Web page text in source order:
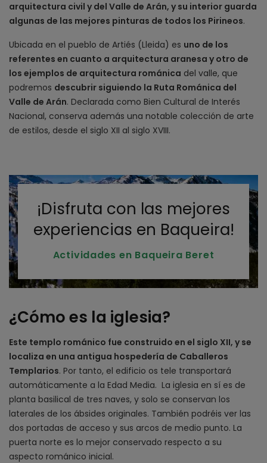
arquitectura civil y del Valle de Arán, y su interior guarda
algunas de las mejores pinturas de todos los Pirineos.
Ubicada en el pueblo de Artiés (Lleida) es uno de los
referentes en cuanto a arquitectura aranesa y otro de
los ejemplos de arquitectura románica del valle, que
podremos descubrir siguiendo la Ruta Románica del
Valle de Arán. Declarada como Bien Cultural de Interés
Nacional, conserva además una notable colección de arte
de estilos, desde el siglo XII al siglo XVIII.
¡Disfruta con las mejores
experiencias en Baqueira!
Actividades en Baqueira Beret
¿Cómo es la iglesia?
Este templo románico fue construido en el siglo XII, y se
localiza en una antigua hospedería de Caballeros
Templarios. Por tanto, el edificio os tele transportará
automáticamente a la Edad Media. La iglesia en sí es de
planta basilical de tres naves, y solo se conservan los
laterales de los ábsides originales. También podréis ver las
dos portadas de acceso y sus arcos de medio punto. La
puerta norte es lo mejor conservado respecto a su
aspecto románico inicial.